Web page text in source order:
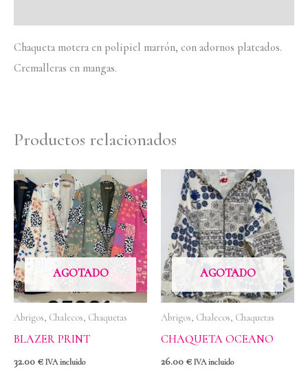
Chaqueta motera en polipiel marrón, con adornos plateados.
Cremalleras en mangas.
Productos relacionados
AGOTADO
Abrigos, Chalecos, Chaquetas
BLAZER PRINT
32.00 € IVA incluido
AGOTADO
Abrigos, Chalecos, Chaquetas
CHAQUETA OCEANO
26.00 € IVA incluido